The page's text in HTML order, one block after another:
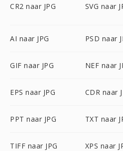
CR2 naar JPG SVG naar
AI naar JPG PSD naar
GIF naar JPG NEF naar
EPS naar JPG CDR naar
PPT naar JPG TXT naar
TIFF naar JPG XPS naar